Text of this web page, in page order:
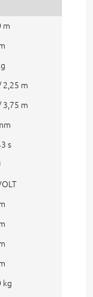
m
2,25 m
3,75 m
s
kg